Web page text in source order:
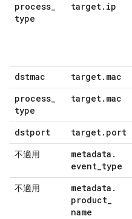
process_
type
target. ip
dstmac target. mac
process_
type
target. mac
dstport
target. port
不適用 metadata .
event_type
不適用 metadata .
product_
name